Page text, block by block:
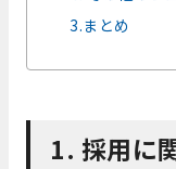
3.まとめ
1. 採用に